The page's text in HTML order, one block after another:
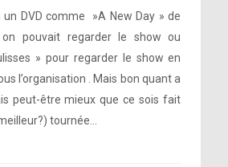
un DVD comme »A New Day » de
pouvait regarder le show ou
» pour regarder le show en
l’organisation . Mais bon quant a
peut-être mieux que ce sois fait
tournée…